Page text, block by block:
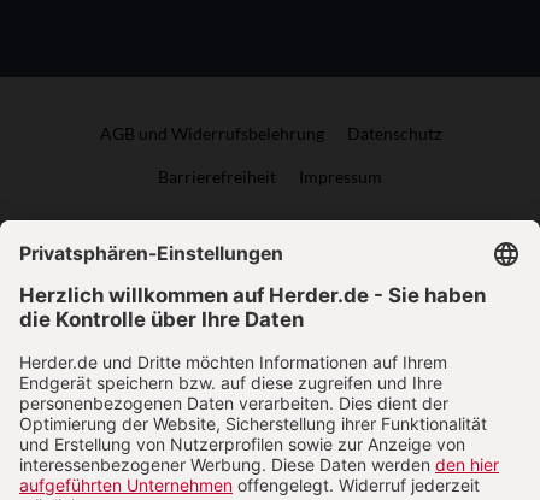
AGB und Widerrufsbelehrung Datenschutz
Barrierefreiheit Impressum
VERTRAG WIDERRUFEN